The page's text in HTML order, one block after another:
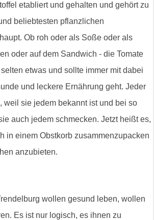
etabliert und gehalten und gehört zu
beliebtesten pflanzlichen
Ob roh oder als Soße oder als
oder auf dem Sandwich - die Tomate
etwas und sollte immer mit dabei
und leckere Ernährung geht. Jeder
weil sie jedem bekannt ist und bei so
auch jedem schmecken. Jetzt heißt es,
in einem Obstkorb zusammenzupacken
anzubieten.
wollen gesund leben, wollen
Es ist nur logisch, es ihnen zu